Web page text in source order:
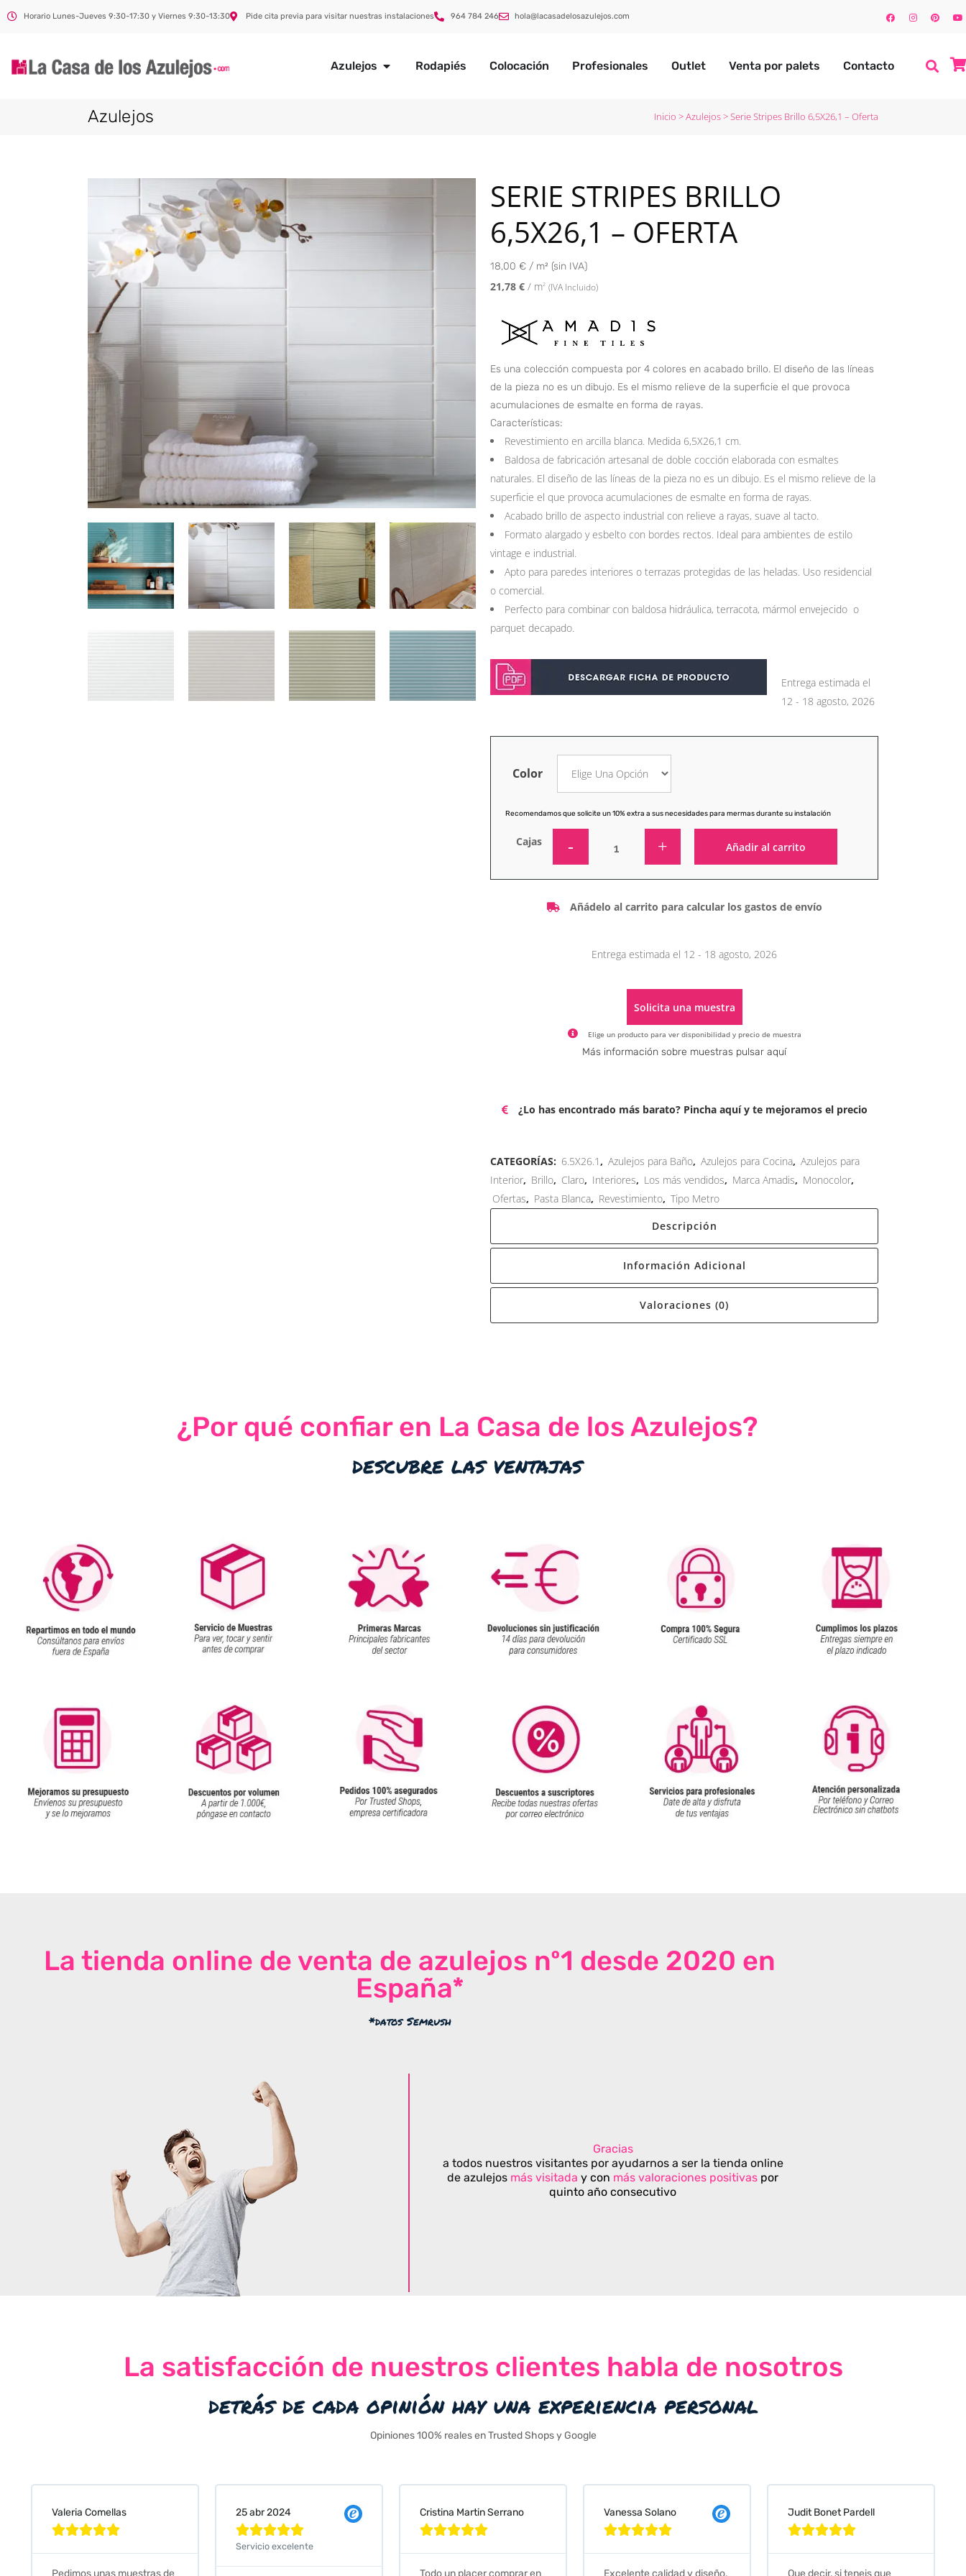
Horario Lunes-Jueves 9:30-17:30 y Viernes 9:30-13:30 Pide cita previa para visitar nuestras instalaciones 964 784 246 hola@lacasadelosazulejos.com
Azulejos Rodapiés Colocación Profesionales Outlet Venta por palets Contacto
Azulejos Inicio >Azulejos>Serie Stripes Brillo 6,5X26,1 – Oferta
SERIE STRIPES BRILLO
6,5X26,1 – OFERTA
18,00 € / m² (sin IVA)
21,78 € / m2 (IVA Incluido)
Es una colección compuesta por 4 colores en acabado brillo. El diseño de las líneas
de la pieza no es un dibujo. Es el mismo relieve de la superficie el que provoca
acumulaciones de esmalte en forma de rayas.
Características:
Revestimiento en arcilla blanca. Medida 6,5X26,1 cm.
Baldosa de fabricación artesanal de doble cocción elaborada con esmaltes
naturales. El diseño de las líneas de la pieza no es un dibujo. Es el mismo relieve de la
superficie el que provoca acumulaciones de esmalte en forma de rayas.
Acabado brillo de aspecto industrial con relieve a rayas, suave al tacto.
Formato alargado y esbelto con bordes rectos. Ideal para ambientes de estilo
vintage e industrial.
Apto para paredes interiores o terrazas protegidas de las heladas. Uso residencial
o comercial.
Perfecto para combinar con baldosa hidráulica, terracota, mármol envejecido o
parquet decapado.
Entrega estimada el
12 - 18 agosto, 2026
Color
Recomendamos que solicite un 10% extra a sus necesidades para mermas durante su instalación
Cajas
Añadir al carrito
Añádelo al carrito para calcular los gastos de envío
Entrega estimada el 12 - 18 agosto, 2026
Solicita una muestra
Elige un producto para ver disponibilidad y precio de muestra
Alternative:
Más información sobre muestras pulsar aquí
¿Lo has encontrado más barato? Pincha aquí y te mejoramos el precio
CATEGORÍAS: 6.5X26.1, Azulejos para Baño, Azulejos para Cocina, Azulejos para
Interior, Brillo, Claro, Interiores, Los más vendidos, Marca Amadis, Monocolor,
Ofertas, Pasta Blanca, Revestimiento, Tipo Metro
Descripción
Información Adicional
Valoraciones (0)
¿Por qué confiar en La Casa de los Azulejos?
descubre las ventajas
La tienda online de venta de azulejos nº1 desde 2020 en
España*
*datos Semrush
Gracias
a todos nuestros visitantes por ayudarnos a ser la tienda online
de azulejos más visitada y con más valoraciones positivas por
quinto año consecutivo
La satisfacción de nuestros clientes habla de nosotros
detrás de cada opinión hay una experiencia personal
Opiniones 100% reales en Trusted Shops y Google
Valeria Comellas

25 abr 2024

Servicio excelente
Cristina Martin Serrano

Vanessa Solano

Judit Bonet Pardell
